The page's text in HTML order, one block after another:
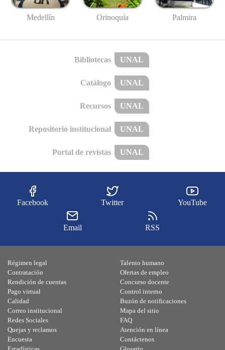
Medellín Orinoquía Palmira
Bibliotecas UNAL
Catálogo UNAL
Recursos UNAL
Repositorio institucional UNAL
Portal de revistas UNAL
Facebook Twitter YouTube
Email RSS
Régimen legal
Contratación
Rendición de cuentas
Pago virtual
Calidad
Talento humano
Ofertas de empleo
Concurso docente
Control interno
Buzón de notificaciones
Correo institucional
Redes Sociales
Quejas y reclamos
Encuesta
Mapa del sitio
FAQ
Atención en línea
Contáctenos